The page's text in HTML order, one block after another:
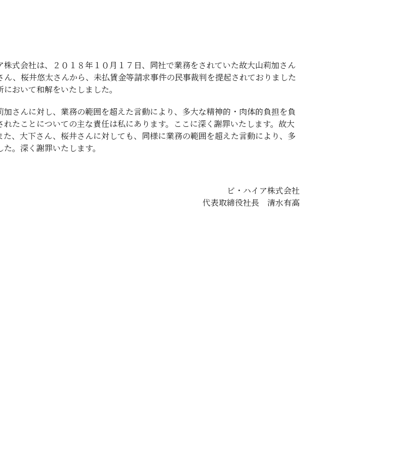
式会社は、２０１８年１０月１７日、同社で業務をされていた故大山莉加さん
、桜井悠太さんから、未払賃金等請求事件の民事裁判を提起されておりました
おいて和解をいたしました。
さんに対し、業務の範囲を超えた言動により、多大な精神的・肉体的負担を負
たことについての主な責任は私にあります。ここに深く謝罪いたします。故大
、大下さん、桜井さんに対しても、同様に業務の範囲を超えた言動により、多
。深く謝罪いたします。
ビ・ハイア株式会社
代表取締役社長 清水有高